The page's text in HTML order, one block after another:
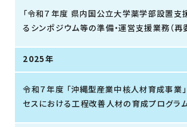
「令和７年度 県内国公立大学薬学部設置支
るシンポジウム等の準備・運営支援業務（再
2025年
令和７年度 「沖縄型産業中核人材育成事業
セスにおける工程改善人材の育成プログラム）